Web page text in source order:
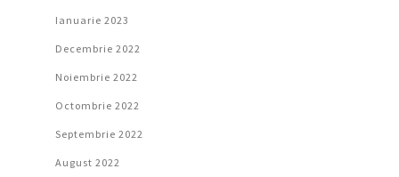
Ianuarie 2023
Decembrie 2022
Noiembrie 2022
Octombrie 2022
Septembrie 2022
August 2022